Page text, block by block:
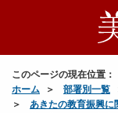
このページの現在位置：
ホーム
部署別一覧
あきたの教育振興に